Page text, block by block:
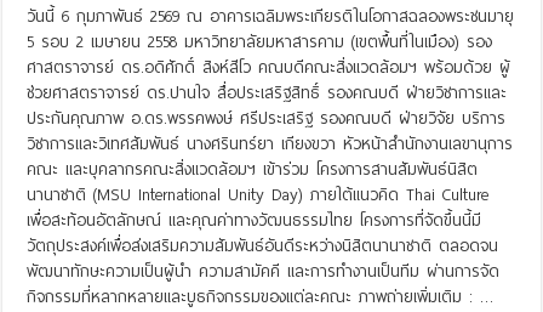
วันนี้ 6 กุมภาพันธ์ 2569 ณ อาคารเฉลิมพระเกียรติในโอกาสฉลองพระชนมายุ
5 รอบ 2 เมษายน 2558 มหาวิทยาลัยมหาสารคาม (เขตพื้นที่ในเมือง) รอง
ศาสตราจารย์ ดร.อดิศักดิ์ สิงห์สีโว คณบดีคณะสิ่งแวดล้อมฯ พร้อมด้วย ผู้
ช่วยศาสตราจารย์ ดร.ปานใจ สื่อประเสริฐสิทธิ์ รองคณบดี ฝ่ายวิชาการและ
ประกันคุณภาพ อ.ดร.พรรคพงษ์ ศรีประเสริฐ รองคณบดี ฝ่ายวิจัย บริการ
วิชาการและวิเทศสัมพันธ์ นางศรินทร์ยา เกียงขวา หัวหน้าสำนักงานเลขานุการ
คณะ และบุคลากรคณะสิ่งแวดล้อมฯ เข้าร่วม โครงการสานสัมพันธ์นิสิต
นานาชาติ (MSU International Unity Day) ภายใต้แนวคิด Thai Culture
เพื่อสะท้อนอัตลักษณ์ และคุณค่าทางวัฒนธรรมไทย โครงการที่จัดขึ้นนี้มี
วัตถุประสงค์เพื่อส่งเสริมความสัมพันธ์อันดีระหว่างนิสิตนานาชาติ ตลอดจน
พัฒนาทักษะความเป็นผู้นำ ความสามัคคี และการทำงานเป็นทีม ผ่านการจัด
กิจกรรมที่หลากหลายและบูธกิจกรรมของแต่ละคณะ ภาพถ่ายเพิ่มเติม : …